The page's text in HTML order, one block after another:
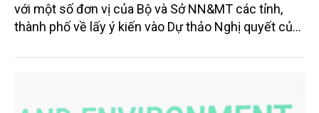
với một số đơn vị của Bộ và Sở NN&MT các tỉnh,
thành phố về lấy ý kiến vào Dự thảo Nghị quyết của
chính về mã số vùng trồng, mã số cơ sở đóng gói.